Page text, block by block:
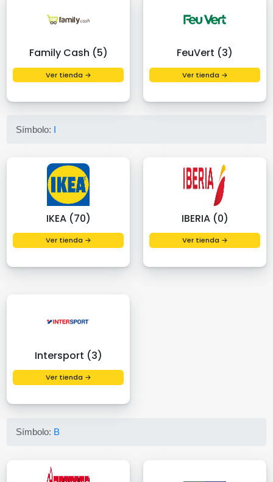
Family Cash (5)
Ver tienda →
FeuVert (3)
Ver tienda →
Símbolo: I
IKEA (70)
Ver tienda →
IBERIA (0)
Ver tienda →
Intersport (3)
Ver tienda →
Símbolo: B